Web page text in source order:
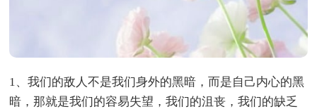
1、我们的敌人不是我们身外的黑暗，而是自己内心的黑
暗，那就是我们的容易失望，我们的沮丧，我们的缺乏